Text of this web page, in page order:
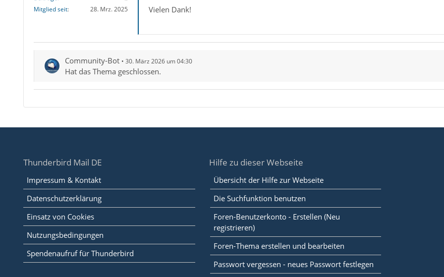
Mitglied seit
28. Mrz. 2025
Vielen Dank!
Community-Bot 30. März 2026 um 04:30
Hat das Thema geschlossen.
Thunderbird Mail DE
Impressum & Kontakt
Datenschutzerklärung
Einsatz von Cookies
Nutzungsbedingungen
Spendenaufruf für Thunderbird
Hilfe zu dieser Webseite
Übersicht der Hilfe zur Webseite
Die Suchfunktion benutzen
Foren-Benutzerkonto - Erstellen (Neu
registrieren)
Foren-Thema erstellen und bearbeiten
Passwort vergessen - neues Passwort festlegen